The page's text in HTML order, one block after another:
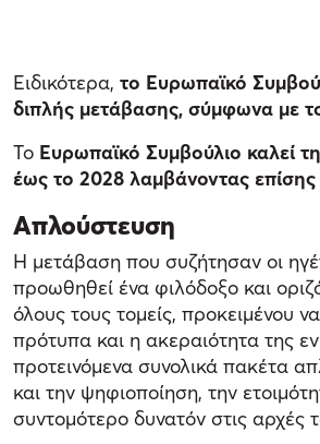
Ειδικότερα, το Ευρωπαϊκό
διπλής μετάβασης, σύμφωνα με
Το Ευρωπαϊκό Συμβούλιο καλεί
έως το 2028 λαμβάνοντας
Απλούστευση
Η μετάβαση που συζήτησαν οι
προωθηθεί ένα φιλόδοξο και
όλους τους τομείς, προκειμένου
πρότυπα και η ακεραιότητα της
προτεινόμενα συνολικά πακέτα
και την ψηφιοποίηση, την
συντομότερο δυνατόν στις αρχές